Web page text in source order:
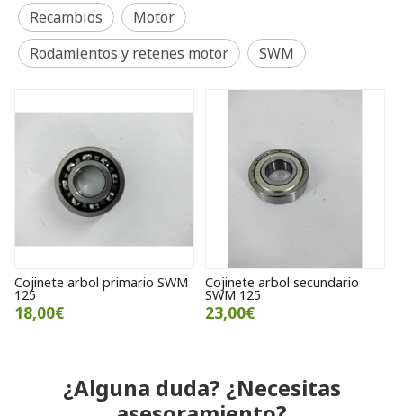
Recambios
Motor
Rodamientos y retenes motor
SWM
Cojinete arbol primario SWM
125
18,00€
Cojinete arbol secundario
SWM 125
23,00€
¿Alguna duda? ¿Necesitas